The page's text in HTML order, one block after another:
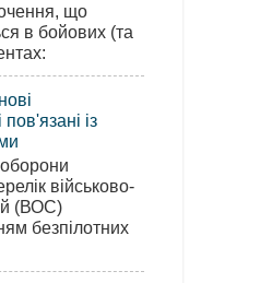
що
в бойових (та
пов'язані із
оборони
військово-
(ВОС)
безпілотних